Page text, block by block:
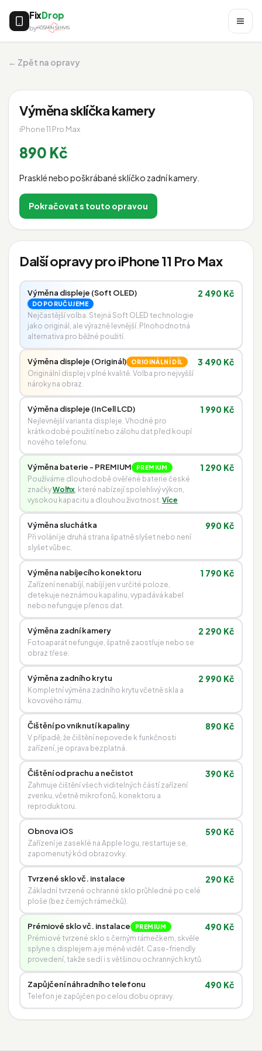
FixDrop
by
← Zpět na opravy
Výměna sklíčka kamery
iPhone 11 Pro Max
890 Kč
Prasklé nebo poškrábané sklíčko zadní kamery.
Pokračovat s touto opravou
Další opravy pro iPhone 11 Pro Max
Výměna displeje (Soft OLED)
DOPORUČUJEME
Nejčastější volba. Stejná Soft OLED technologie
jako originál, ale výrazně levnější. Plnohodnotná
alternativa pro běžné použití.
2 490 Kč
Výměna displeje (Originál) ORIGINÁLNÍ DÍL
Originální displej v plné kvalitě. Volba pro nejvyšší
nároky na obraz.
3 490 Kč
Výměna displeje (InCell LCD)
Nejlevnější varianta displeje. Vhodné pro
krátkodobé použití nebo zálohu dat před koupí
nového telefonu.
1 990 Kč
Výměna baterie - PREMIUM PREMIUM
Používáme dlouhodobě ověřené baterie české
značkyWolfix, které nabízejí spolehlivý výkon,
vysokou kapacitu a dlouhou životnost. Více
1 290 Kč
Výměna sluchátka
Při volání je druhá strana špatně slyšet nebo není
slyšet vůbec.
990 Kč
Výměna nabíjecího konektoru
Zařízení nenabíjí, nabíjí jen v určité poloze,
detekuje neznámou kapalinu, vypadává kabel
nebo nefunguje přenos dat.
1 790 Kč
Výměna zadní kamery
Fotoaparát nefunguje, špatně zaostřuje nebo se
obraz třese.
2 290 Kč
Výměna zadního krytu
Kompletní výměna zadního krytu včetně skla a
kovového rámu.
2 990 Kč
Čištění po vniknutí kapaliny
V případě, že čištění nepovede k funkčnosti
zařízení, je oprava bezplatná.
890 Kč
Čištění od prachu a nečistot
Zahrnuje čištění všech viditelných částí zařízení
zvenku, včetně mikrofonů, konektoru a
reproduktoru.
390 Kč
Obnova iOS
Zařízení je zaseklé na Apple logu, restartuje se,
zapomenutý kód obrazovky.
590 Kč
Tvrzené sklo vč. instalace
Základní tvrzené ochranné sklo průhledné po celé
ploše (bez černých rámečků).
290 Kč
Prémiové sklo vč. instalace PREMIUM
Prémiové tvrzené sklo s černým rámečkem, skvěle
splyne s displejem a je méně vidět. Case-friendly
provedení, takže sedí i s většinou ochranných krytů.
490 Kč
Zapůjčení náhradního telefonu
Telefon je zapůjčen po celou dobu opravy.
490 Kč